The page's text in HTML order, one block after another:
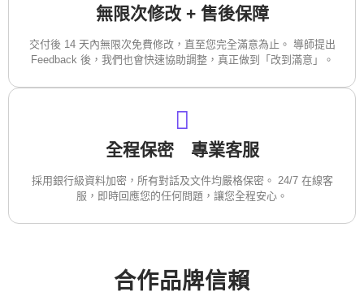
無限次修改 + 售後保障
交付後 14 天內無限次免費修改，直至您完全滿意為止。 導師提出
Feedback 後，我們也會快速協助調整，真正做到「改到滿意」。
全程保密 專業客服
採用銀行級資料加密，所有對話及文件均嚴格保密。 24/7 在線客
服，即時回應您的任何問題，讓您全程安心。
合作品牌信賴